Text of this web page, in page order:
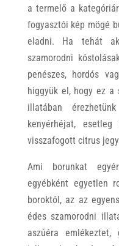
a termelő a
fogyasztói kép mögé
eladni. Ha tehát
szamorodni
penészes, hordós
higgyük el, hogy ez a
illatában
kenyérhéjat,
visszafogott citrus
Ami borunkat
egyébként
boroktól, az az
édes szamorodni
aszúéra emlékeztet,